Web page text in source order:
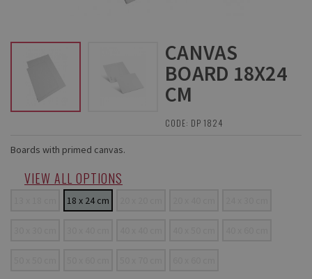
CANVAS
BOARD 18X24
CM
CODE: DP 1824
Boards with primed canvas.
VIEW ALL OPTIONS
18 x 24 cm